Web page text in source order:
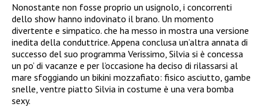
Nonostante non fosse proprio un usignolo, i concorrenti
dello show hanno indovinato il brano. Un momento
divertente e simpatico. che ha messo in mostra una versione
inedita della conduttrice. Appena conclusa un’altra annata di
successo del suo programma Verissimo, Silvia si è concessa
un po’ di vacanze e per l’occasione ha deciso di rilassarsi al
mare sfoggiando un bikini mozzafiato: fisico asciutto, gambe
snelle, ventre piatto Silvia in costume è una vera bomba
sexy.